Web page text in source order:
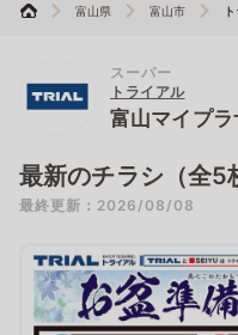
富山県 富山市
スーパー
トライアル
富山マイプ
最新のチラシ（全5
最終更新：2026/08/08